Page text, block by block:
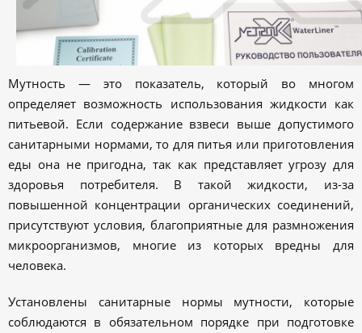
Мутность — это показатель, который во многом
определяет возможность использования жидкости как
питьевой. Если содержание взвеси выше допустимого
санитарными нормами, то для питья или приготовления
еды она не пригодна, так как представляет угрозу для
здоровья потребителя. В такой жидкости, из-за
повышенной концентрации органических соединений,
присутствуют условия, благоприятные для размножения
микроорганизмов, многие из которых вредны для
человека.
Установлены санитарные нормы мутности, которые
соблюдаются в обязательном порядке при подготовке